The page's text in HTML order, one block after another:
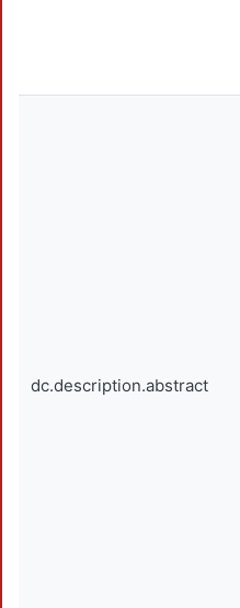
dc.description.abstract